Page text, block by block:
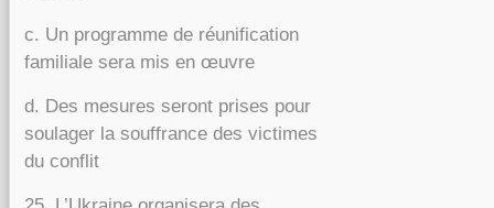
c. Un programme de réunification
familiale sera mis en œuvre
d. Des mesures seront prises pour
soulager la souffrance des victimes
du conflit